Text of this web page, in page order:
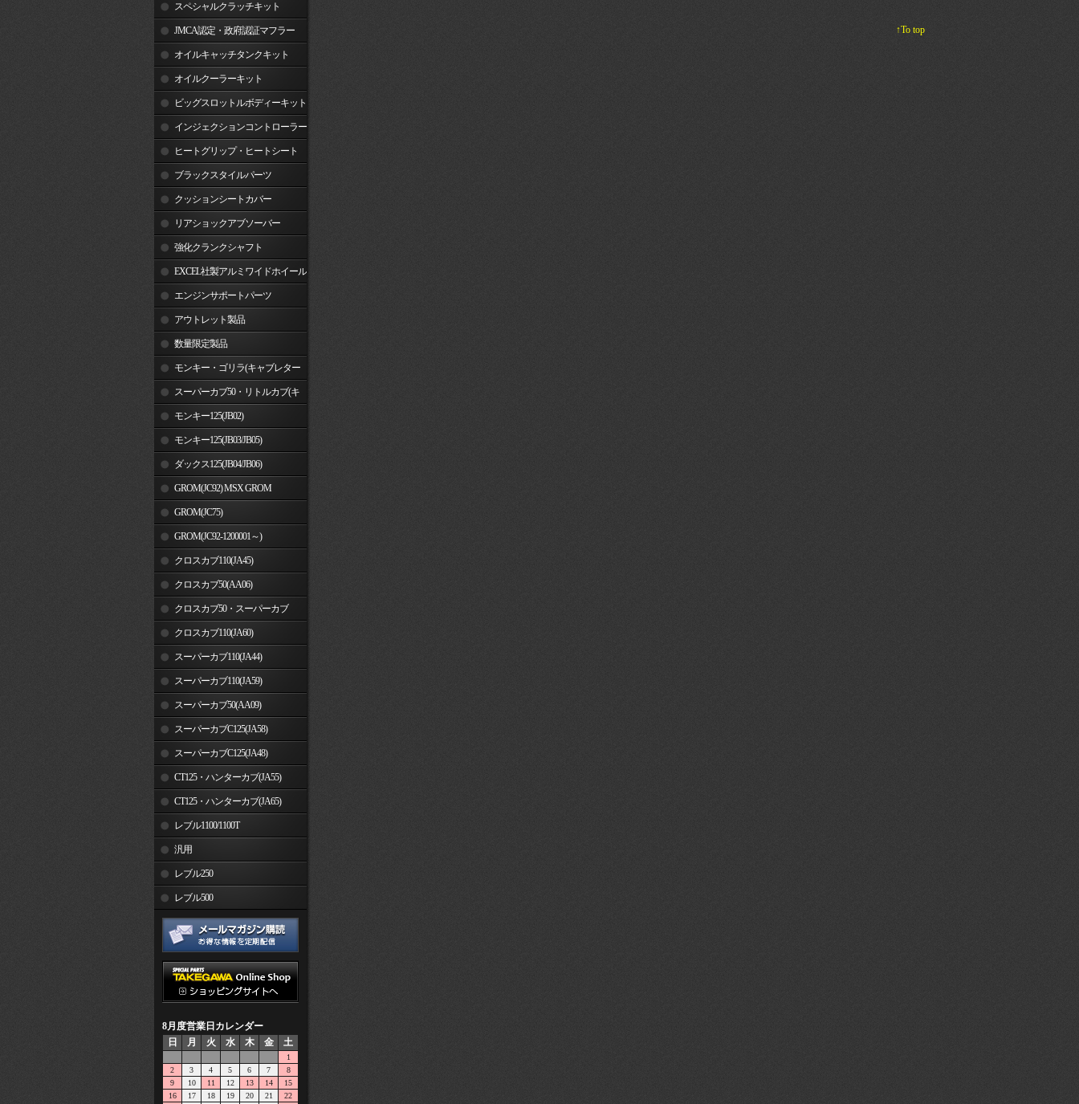
スペシャルクラッチキット
JMCA認定・政府認証マフラー
オイルキャッチタンクキット
オイルクーラーキット
ビッグスロットルボディーキット
インジェクションコントローラー
ヒートグリップ・ヒートシート
ブラックスタイルパーツ
クッションシートカバー
リアショックアブソーバー
強化クランクシャフト
EXCEL社製アルミワイドホイール
リム エンジンサポートパーツ
アウトレット製品
数量限定製品
モンキー・ゴリラ(キャブレター
車) スーパーカブ50・リトルカブ(キ
ャブレター車)
モンキー125(JB02)
モンキー125(JB03/JB05)
ダックス125(JB04/JB06)
GROM(JC92) MSX GROM
GROM(JC75)
GROM(JC92-1200001～)
クロスカブ110(JA45)
クロスカブ50(AA06)
クロスカブ50・スーパーカブ
50(AA09)/110(JA44)
クロスカブ110(JA60)
スーパーカブ110(JA44)
スーパーカブ110(JA59)
スーパーカブ50(AA09)
スーパーカブC125(JA58)
スーパーカブC125(JA48)
CT125・ハンターカブ(JA55)
CT125・ハンターカブ(JA65)
レブル1100/1100T
汎用
レブル250
レブル500
8月度営業日カレンダー
日
月 火 水 木 金 土
1
2
3 4 5 6 7
8
9
10 11 12 13 14
15
16
17 18 19 20 21 22
↑To top